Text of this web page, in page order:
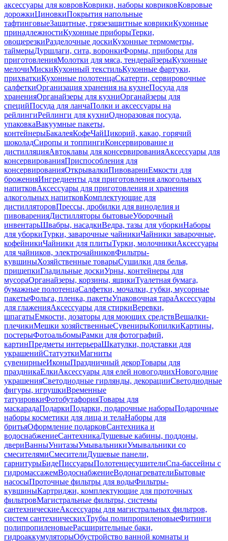
аксессуары для ковровКоврики, наборы ковриковКовровые
дорожкиЦиновкиПокрытия напольные
тафтинговыеЗащитные, грязезащитные коврикиКухонные
принадлежностиКухонные приборыТерки,
овощерезкиРазделочные доскиКухонные термометры,
таймерыДуршлаги, сита, воронкиФормы, приборы для
приготовленияМолотки для мяса, тендерайзерыКухонные
мелочиМискиКухонный текстильКухонные фартуки,
прихваткиКухонные полотенцаСкатерти, сервировочные
салфеткиОрганизация хранения на кухнеПосуда для
храненияОрганайзеры для кухниОрганайзеры для
специйПосуда для ланчаПолки и аксессуары на
рейлингиРейлинги для кухниОдноразовая посуда,
упаковкаВакуумные пакеты,
контейнерыБакалеяКофеЧайЦикорий, какао, горячий
шоколадСиропы и топпингиКонсервирование и
дистилляцияАвтоклавы для консервированияАксессуары для
консервированияПриспособления для
консервированияОткрывалкиПивоварниЕмкости для
броженияИнгредиенты для приготовления алкогольных
напитковАксессуары для приготовления и хранения
алкогольных напитковКомплектующие для
дистилляторовПрессы, дробилки для виноделия и
пивоваренияДистилляторы бытовыеУборочный
инвентарьШвабры, насадкиВедра, тазы для уборкиНаборы
для уборкиТурки, заварочные чайникиЧайники заварочные,
кофейникиЧайники для плитыТурки, молочникиАксессуары
для чайников, электрочайниковФильтры-
кувшиныХозяйственные товарыСушилки для белья,
прищепкиГладильные доскиУрны, контейнеры для
мусораОрганайзеры, корзины, ящикиТуалетная бумага,
бумажные полотенцаСалфетки, мочалки, губки, мусорные
пакетыФольга, пленка, пакетыУпаковочная тараАксессуары
для глаженияАксессуары для стиркиВеревки,
шпагатыЕмкости, дозаторы для моющих средствВешалки-
плечикиМешки хозяйственныеСувенирыКопилкиКартины,
постерыФотоальбомыРамки для фотографий,
картинПредметы интерьераШкатулки, подставки для
украшенийСтатуэткиМагниты
сувенирныеИконыПраздничный декорТовары для
праздникаЕлкиАксессуары для елей новогоднихНовогодние
украшенияСветодиодные гирлянды, декорацииСветодиодные
фигуры, игрушкиВременные
татуировкиФотобутафорияТовары для
маскарадаПодаркиПодарки, подарочные наборыПодарочные
наборы косметики для лица и телаНаборы для
бритьяОформление подарковСантехника и
водоснабжениеСантехникаДушевые кабины, поддоны,
двериВанныУнитазыУмывальникиУмывальники со
смесителямиСмесителиДушевые панели,
гарнитурыБидеПиссуарыПолотенцесушителиСпа-бассейны с
гидромассажемВодоснабжениеВодонагревателиБытовые
насосыПроточные фильтры для водыФильтры-
кувшиныКартриджи, комплектующие для проточных
фильтровМагистральные фильтры, системы
сантехническиеАксессуары для магистральных фильтров,
систем сантехническихТрубы полипропиленовыеФитинги
полипропиленовыеРасширительные баки,
гидроаккумуляторыОбустройство ванной комнаты и